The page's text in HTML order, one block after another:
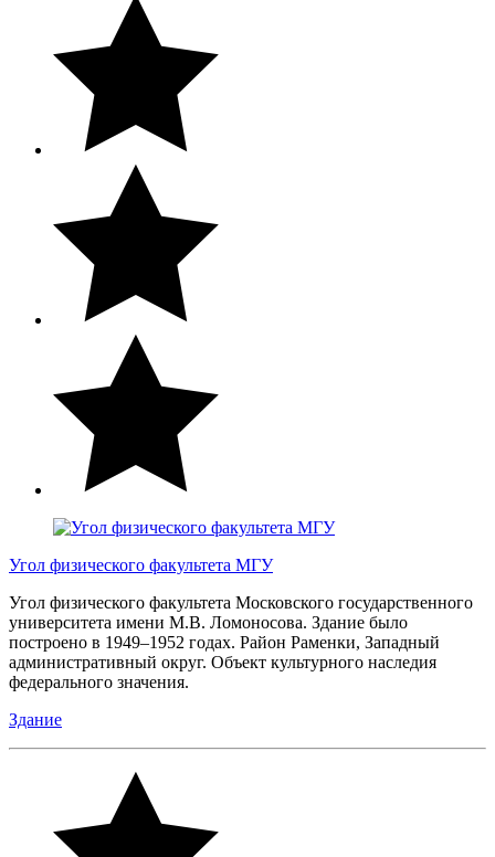
Угол физического факультета МГУ
Угол физического факультета Московского государственного
университета имени М.В. Ломоносова. Здание было
построено в 1949–1952 годах. Район Раменки, Западный
административный округ. Объект культурного наследия
федерального значения.
Здание